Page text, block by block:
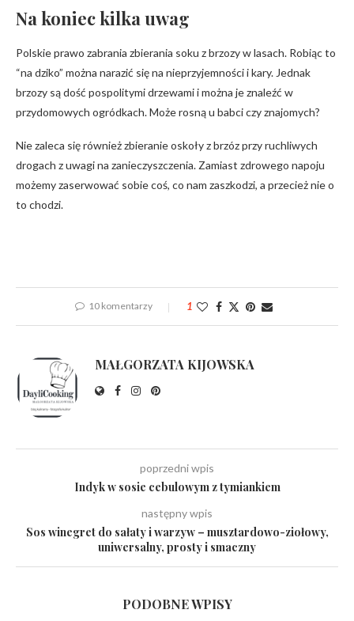
Na koniec kilka uwag
Polskie prawo zabrania zbierania soku z brzozy w lasach. Robiąc to
“na dziko” można narazić się na nieprzyjemności i kary. Jednak
brzozy są dość pospolitymi drzewami i można je znaleźć w
przydomowych ogródkach. Może rosną u babci czy znajomych?
Nie zaleca się również zbieranie oskoły z brzóz przy ruchliwych
drogach z uwagi na zanieczyszczenia. Zamiast zdrowego napoju
możemy zaserwować sobie coś, co nam zaszkodzi, a przecież nie o
to chodzi.
10 komentarzy 1
MAŁGORZATA KIJOWSKA
poprzedni wpis
Indyk w sosie cebulowym z tymiankiem
następny wpis
Sos winegret do sałaty i warzyw – musztardowo-ziołowy,
uniwersalny, prosty i smaczny
PODOBNE WPISY